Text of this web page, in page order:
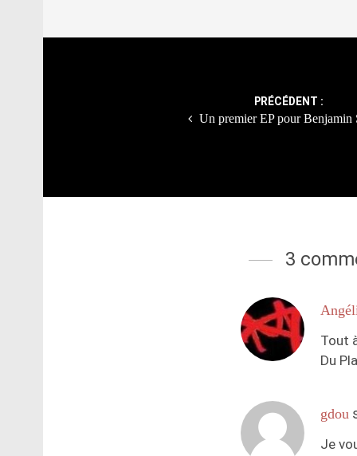
PRÉCÉDENT :
Un premier EP pour Benjamin
3
Tout
Du
gdou
Je